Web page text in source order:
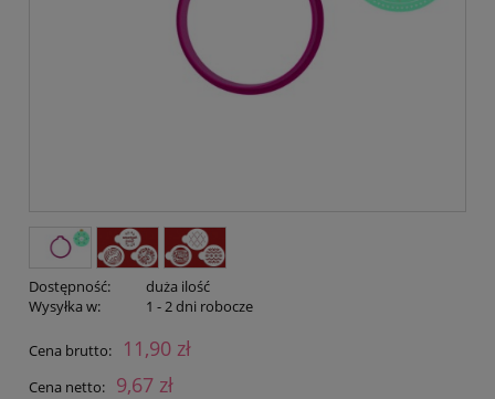
Dostępność:
duża ilość
Wysyłka w:
1 - 2 dni robocze
Cena brutto: 11,90 zł
Cena netto: 9,67 zł